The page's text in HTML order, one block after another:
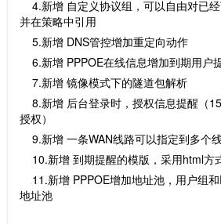
4.新增 自定义协议组，可以自由对已
并在策略中引用
5.新增 DNS管控增加重定向动作
6.新增 PPPOE在线信息增加到期用户
7.新增 镜像模式下的隧道包解析
8.新增 后台登录时，授权信息提醒（
授权）
9.新增 一条WAN线路可以指定到多个
10.新增 到期提醒的模版，采用html方
11.新增 PPPOE增加地址池，用户组
地址池